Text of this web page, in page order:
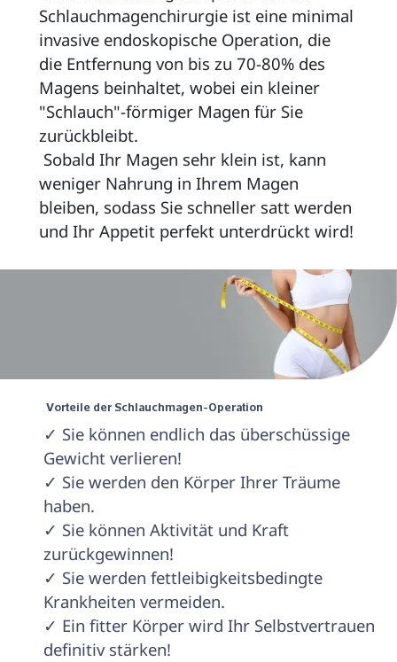
Schlauchmagenchirurgie ist eine minimal
invasive endoskopische Operation, die
die Entfernung von bis zu 70-80% des
Magens beinhaltet, wobei ein kleiner
"Schlauch"-förmiger Magen für Sie
zurückbleibt.
weniger Nahrung in Ihrem Magen
bleiben, sodass Sie schneller satt werden
und Ihr Appetit perfekt unterdrückt wird!
Vorteile der Schlauchmagen-Operation
✓ Sie können endlich das überschüssige
Gewicht verlieren!
✓ Sie werden den Körper Ihrer Träume
haben.
✓ Sie können Aktivität und Kraft
zurückgewinnen!
✓ Sie werden fettleibigkeitsbedingte
Krankheiten vermeiden.
✓ Ein fitter Körper wird Ihr Selbstvertrauen
definitiv stärken!